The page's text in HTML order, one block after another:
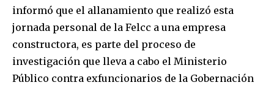
informó que el allanamiento que realizó esta
jornada personal de la Felcc a una empresa
constructora, es parte del proceso de
investigación que lleva a cabo el Ministerio
Público contra exfuncionarios de la Gobernación